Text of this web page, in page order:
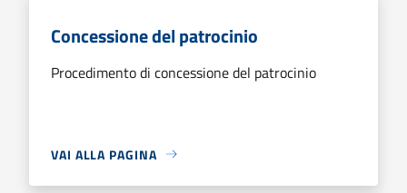
Concessione del patrocinio
Procedimento di concessione del patrocinio
VAI ALLA PAGINA